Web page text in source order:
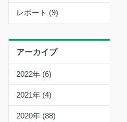
レポート (9)
アーカイブ
2022年 (6)
2021年 (4)
2020年 (88)